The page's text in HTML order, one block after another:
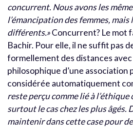
concurrent. Nous avons les
l’émancipation des femmes, mais
différents.»Concurrent? Le mot
Bachir. Pour elle, il ne suffit pas
formellement des distances avec
philosophique d’une association
considérée automatiquement
reste perçu comme lié à l’éthique
surtout le cas chez les plus âgés.
maintenir dans cette case pour